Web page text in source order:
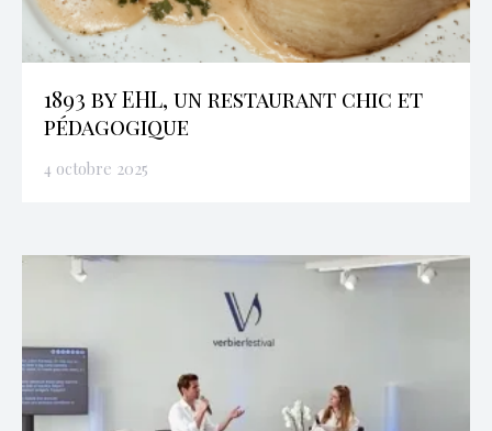
1893 by EHL, un restaurant chic et
pédagogique
4 octobre 2025